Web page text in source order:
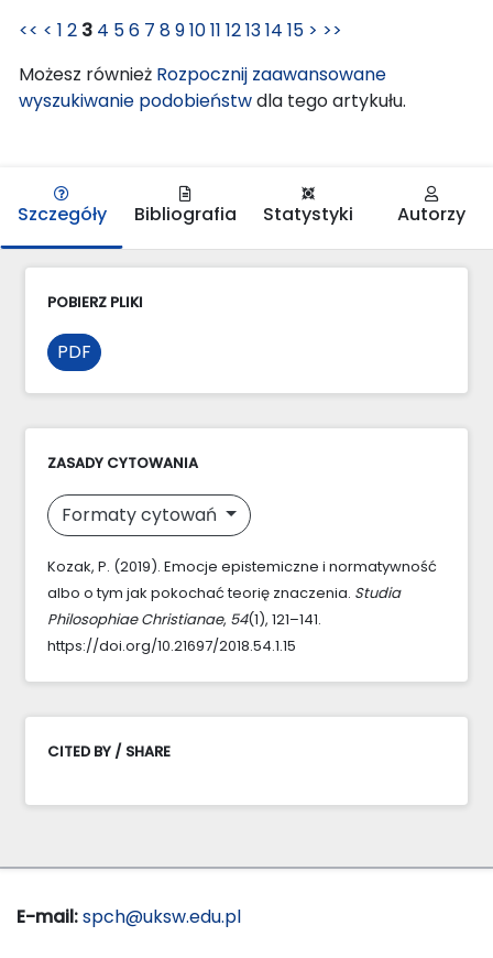
<< < 1 2 3 4 56 7 891011 121314 15 > >>
Możesz również Rozpocznij zaawansowane
wyszukiwanie podobieństwdla tego artykułu.
Szczegóły Bibliografia Statystyki Autorzy
POBIERZ PLIKI
PDF
ZASADY CYTOWANIA
Formaty cytowań
Kozak, P. (2019). Emocje epistemiczne i normatywność
albo o tym jak pokochać teorię znaczenia. Studia
Philosophiae Christianae, 54(1), 121–141.
https://doi.org/10.21697/2018.54.1.15
CITED BY / SHARE
E-mail:spch@uksw.edu.pl